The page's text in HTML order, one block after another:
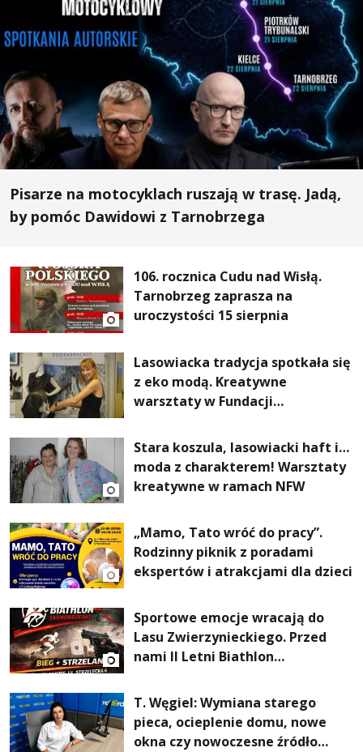
Pisarze na motocyklach ruszają w trasę. Jadą,
by pomóc Dawidowi z Tarnobrzega
106. rocznica Cudu nad Wisłą.
Tarnobrzeg zaprasza na
uroczystości 15 sierpnia
Lasowiacka tradycja spotkała się
z eko modą. Kreatywne
warsztaty w Fundacji
Stara koszula, lasowiacki haft i…
moda z charakterem! Warsztaty
kreatywne w ramach NFW
„Mamo, Tato wróć do pracy”.
Rodzinny piknik z poradami
ekspertów i atrakcjami dla dzieci
Sportowe emocje wracają do
Lasu Zwierzynieckiego. Przed
nami II Letni Biathlon
T. Węgiel: Wymiana starego
pieca, ocieplenie domu, nowe
okna czy nowoczesne źródło